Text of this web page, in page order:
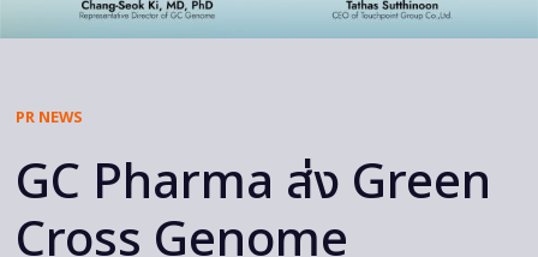
PR NEWS
GC Pharma ส่ง Green
Cross Genome